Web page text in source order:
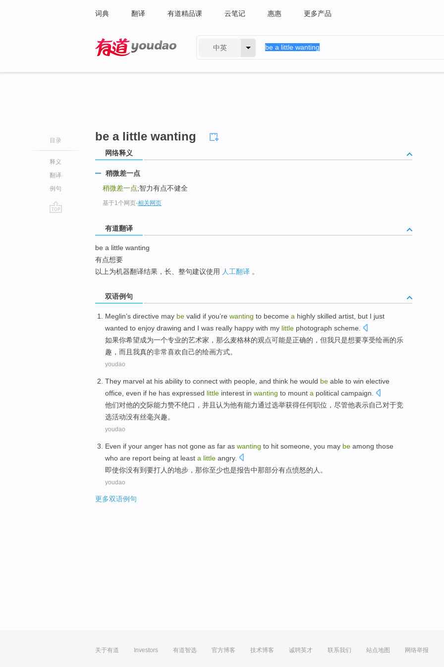
词典 翻译 有道精品课 云笔记 惠惠 更多产品
中英
目录
释义
翻译
例句
be a little wanting
网络释义
稍微差一点
稍微差一点;智力有点不健全
基于1个网页-相关网页
有道翻译
be a little wanting
有点想要
以上为机器翻译结果，长、整句建议使用 人工翻译 。
双语例句
Meglin’s directive may be valid if you’re wanting to become a highly skilled artist but I just
wanted to enjoy drawing and I was really happy with my little photograph scheme
如果你希望成为一个专业的艺术家 ，那么麦格林的观点可能是正确的， 但我只是想要享受绘画的乐
趣， 而且 我真的非常喜欢自己的绘画方式。
youdao
They marvel at his ability to connect with people, and think he would be able to win elective
office, even if he has expressed little interest in wanting to mount a political campaign
他们对他的交际能力赞不绝口 ， 并且 认为他有能力通过选举获得任何职位， 尽管他表示自己对于竞
选活动没有丝毫兴趣。
youdao
Even if your anger has not gone as far as wanting to hit someone, you may be among those
who are report being at least a little angry.
即使你没有到要打人 的地步 ， 那你至少也是报告中那部分有点愤怒的 人 。
youdao
更多双语例句
关于有道 Investors 有道智选 官方博客 技术博客 诚聘英才 联系我们 站点地图 网络举报